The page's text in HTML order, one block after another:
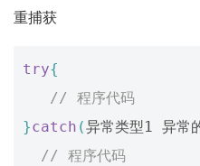
重捕获
try{
// 程序代码
}catch (异常类型1 异常
// 程序代码